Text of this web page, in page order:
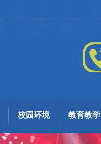
校园环境 教育教学